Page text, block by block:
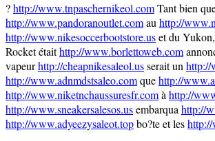
?http://www.tnpaschernikeol.comTant bien
http://www.pandoranoutlet.comau http://
http://www.nikesoccerbootstore.uset du
Rocket étaithttp://www.borlettoweb.com
vapeurhttp://cheapnikesaleol.usserait un http://
http://www.adnmdstsaleo.comquehttp://
http://www.niketnchaussuresfr.comà http://
http://www.sneakersalesos.usembarqua http://
http://www.adyeezysaleot.topbo?te et les